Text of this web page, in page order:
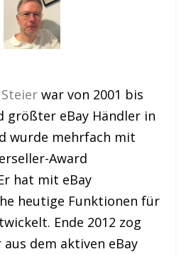
war von 2001 bis
größter eBay Händler in
wurde mehrfach mit
Award
hat mit eBay
heutige Funktionen für
Ende 2012 zog
dem aktiven eBay